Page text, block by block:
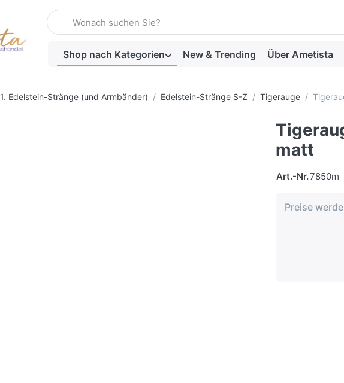
Geben Sie einen Suchbegriff ein. Drücken Sie die Eingabetaste, um
Shop nach Kategorien New & Trending Über Ametista
1. Edelstein-Stränge (und Armbänder) Edelstein-Stränge S-Z Tigerauge
matt
Art.-Nr.7850m
Preise